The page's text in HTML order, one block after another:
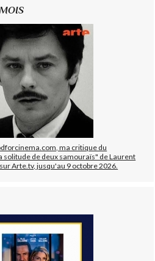
ma critique du
de deux samouraïs" de Laurent
Arte.tv, jusqu'au 9 octobre 2026.